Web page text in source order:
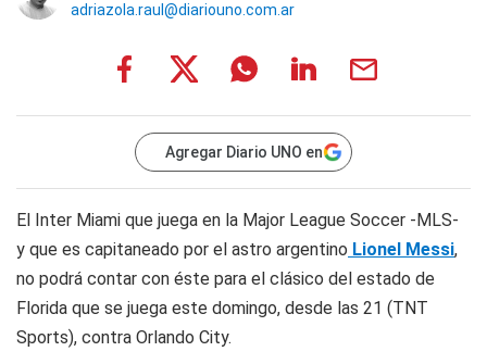
adriazola.raul@diariouno.com.ar
Agregar Diario UNO en
El Inter Miami que juega en la Major League Soccer -MLS-
y que es capitaneado por el astro argentino Lionel Messi,
no podrá contar con éste para el clásico del estado de
Florida que se juega este domingo, desde las 21 (TNT
Sports), contra Orlando City.